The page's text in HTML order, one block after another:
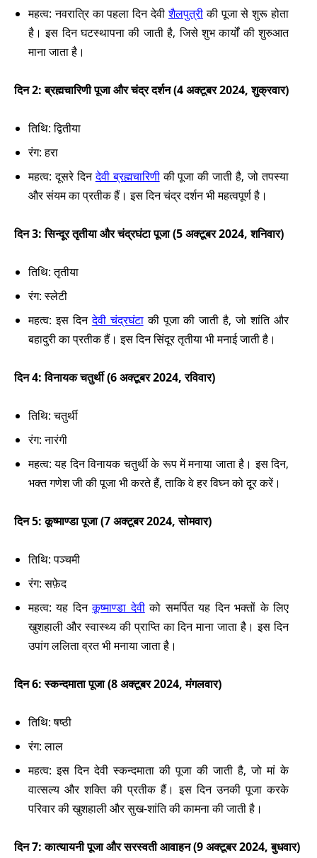
महत्व: नवरात्रि का पहला दिन देवीशैलपुत्रीकी पूजा से शुरू होता
है। इस दिन घटस्थापना की जाती है, जिसे शुभ कार्यों की शुरुआत
माना जाता है।
दिन 2: ब्रह्मचारिणी पूजा और चंद्र दर्शन (4 अक्टूबर 2024, शुक्रवार)
तिथि: द्वितीया
रंग: हरा
महत्व: दूसरे दिनदेवी ब्रह्मचारिणीकी पूजा की जाती है, जो तपस्या
और संयम का प्रतीक हैं। इस दिन चंद्र दर्शन भी महत्वपूर्ण है।
दिन 3: सिन्दूर तृतीया और चंद्रघंटा पूजा (5 अक्टूबर 2024, शनिवार)
तिथि: तृतीया
रंग: स्लेटी
महत्व: इस दिनदेवी चंद्रघंटाकी पूजा की जाती है, जो शांति और
बहादुरी का प्रतीक हैं। इस दिन सिंदूर तृतीया भी मनाई जाती है।
दिन 4: विनायक चतुर्थी (6 अक्टूबर 2024, रविवार)
तिथि: चतुर्थी
रंग: नारंगी
महत्व: यह दिन विनायक चतुर्थी के रूप में मनाया जाता है। इस दिन,
भक्त गणेश जी की पूजा भी करते हैं, ताकि वे हर विघ्न को दूर करें।
दिन 5: कूष्माण्डा पूजा (7 अक्टूबर 2024, सोमवार)
तिथि: पञ्चमी
रंग: सफ़ेद
महत्व: यह दिनकूष्माण्डा देवीको समर्पित यह दिन भक्तों के लिए
खुशहाली और स्वास्थ्य की प्राप्ति का दिन माना जाता है। इस दिन
उपांग ललिता व्रत भी मनाया जाता है।
दिन 6: स्कन्दमाता पूजा (8 अक्टूबर 2024, मंगलवार)
तिथि: षष्ठी
रंग: लाल
महत्व: इस दिन देवी स्कन्दमाता की पूजा की जाती है, जो मां के
वात्सल्य और शक्ति की प्रतीक हैं। इस दिन उनकी पूजा करके
परिवार की खुशहाली और सुख-शांति की कामना की जाती है।
दिन 7: कात्यायनी पूजा और सरस्वती आवाहन (9 अक्टूबर 2024, बुधवार)